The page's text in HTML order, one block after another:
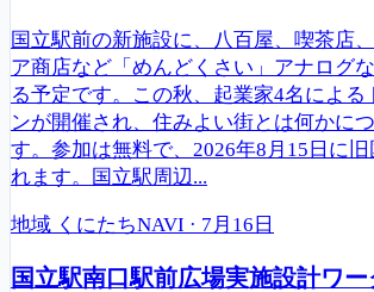
国立駅前の新施設に、八百屋、喫茶店
ア商店など「めんどくさい」アナログ
る予定です。この秋、起業家4名による
ンが開催され、住みよい街とは何かに
す。参加は無料で、2026年8月15日に
れます。国立駅周辺...
地域 くにたちNAVI · 7月16日
国立駅南口駅前広場実施設計ワ